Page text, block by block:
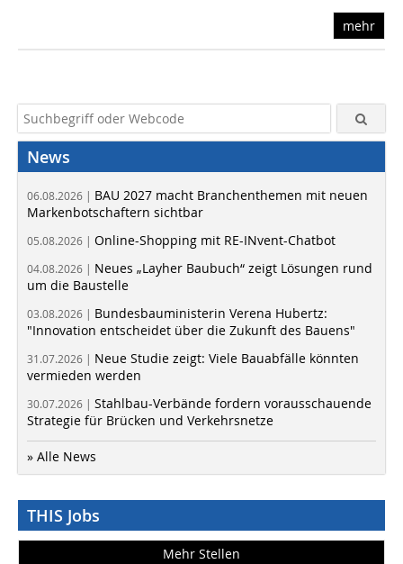
mehr
News
06.08.2026 | BAU 2027 macht Branchenthemen mit neuen
Markenbotschaftern sichtbar
05.08.2026 | Online-Shopping mit RE-INvent-Chatbot
04.08.2026 | Neues „Layher Baubuch“ zeigt Lösungen rund
um die Baustelle
03.08.2026 | Bundesbauministerin Verena Hubertz:
"Innovation entscheidet über die Zukunft des Bauens"
31.07.2026 | Neue Studie zeigt: Viele Bauabfälle könnten
vermieden werden
30.07.2026 | Stahlbau-Verbände fordern vorausschauende
Strategie für Brücken und Verkehrsnetze
» Alle News
THIS Jobs
Mehr Stellen